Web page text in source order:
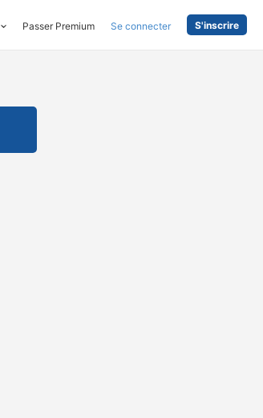
Passer Premium Se connecter S'inscrire